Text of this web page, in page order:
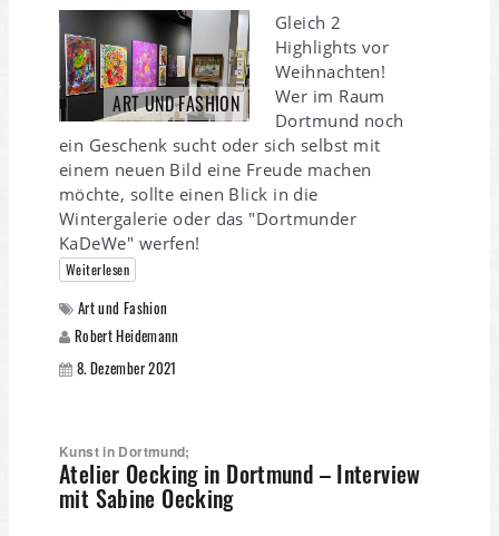
ART UND FASHION
Gleich 2
Highlights vor
Weihnachten!
Wer im Raum
Dortmund noch
ein Geschenk sucht oder sich selbst mit
einem neuen Bild eine Freude machen
möchte, sollte einen Blick in die
Wintergalerie oder das "Dortmunder
KaDeWe" werfen!
Weiterlesen
Art und Fashion
Robert Heidemann
8. Dezember 2021
Kunst in Dortmund;
Atelier Oecking in Dortmund – Interview
mit Sabine Oecking